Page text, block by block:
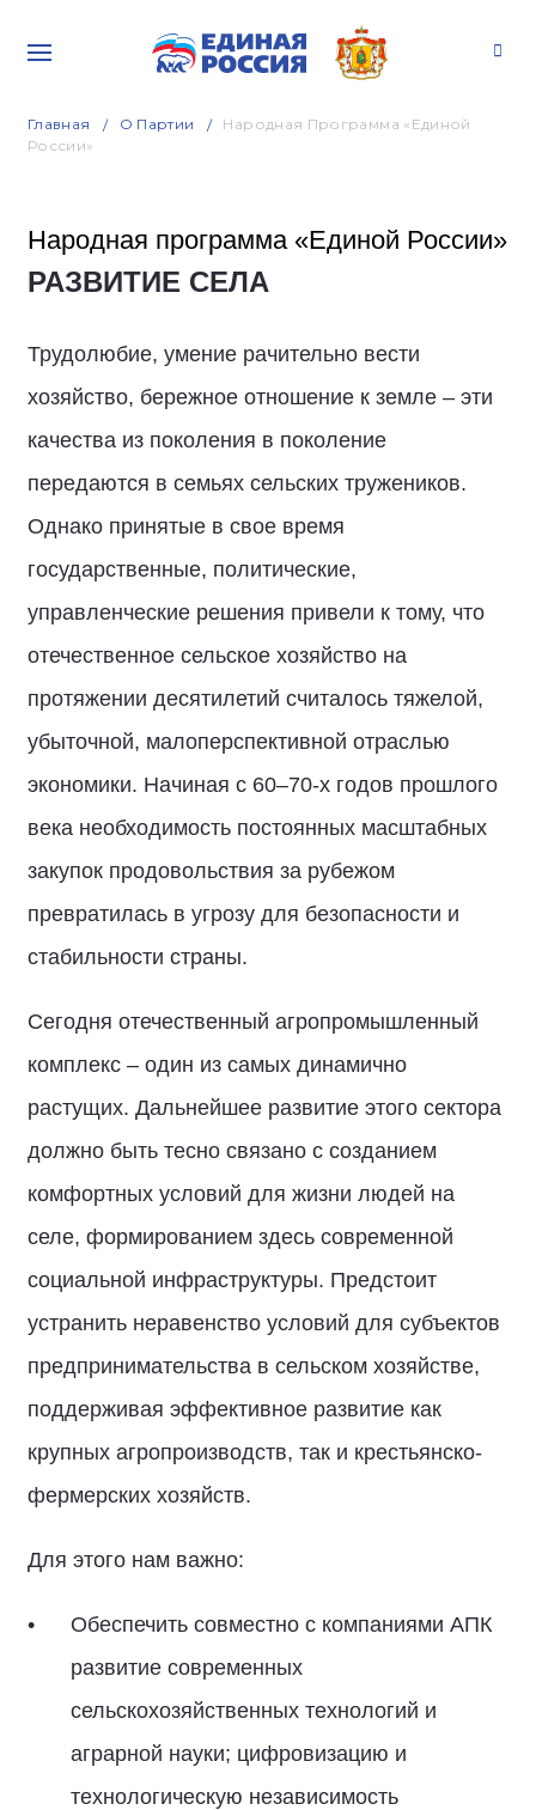
Главная О Партии
Народная Программа «Единой
России»
Народная программа «Единой России»
РАЗВИТИЕ СЕЛА
Трудолюбие, умение рачительно вести
хозяйство, бережное отношение к земле – эти
качества из поколения в поколение
передаются в семьях сельских тружеников.
Однако принятые в свое время
государственные, политические,
управленческие решения привели к тому, что
отечественное сельское хозяйство на
протяжении десятилетий считалось тяжелой,
убыточной, малоперспективной отраслью
экономики. Начиная с 60–70-х годов прошлого
века необходимость постоянных масштабных
закупок продовольствия за рубежом
превратилась в угрозу для безопасности и
стабильности страны.
Сегодня отечественный агропромышленный
комплекс – один из самых динамично
растущих. Дальнейшее развитие этого сектора
должно быть тесно связано с созданием
комфортных условий для жизни людей на
селе, формированием здесь современной
социальной инфраструктуры. Предстоит
устранить неравенство условий для субъектов
предпринимательства в сельском хозяйстве,
поддерживая эффективное развитие как
крупных агропроизводств, так и крестьянско-
фермерских хозяйств.
Для этого нам важно:
Обеспечить совместно с компаниями АПК
развитие современных
сельскохозяйственных технологий и
аграрной науки; цифровизацию и
технологическую независимость